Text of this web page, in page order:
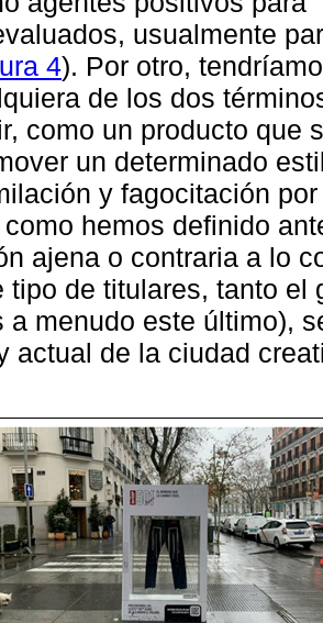
usualmente
4). Por otro,
de los dos
como un producto que
un determinado
y fagocitación
como hemos definido
ajena o contraria a lo
tipo de titulares, tanto el
a menudo este último),
actual de la ciudad